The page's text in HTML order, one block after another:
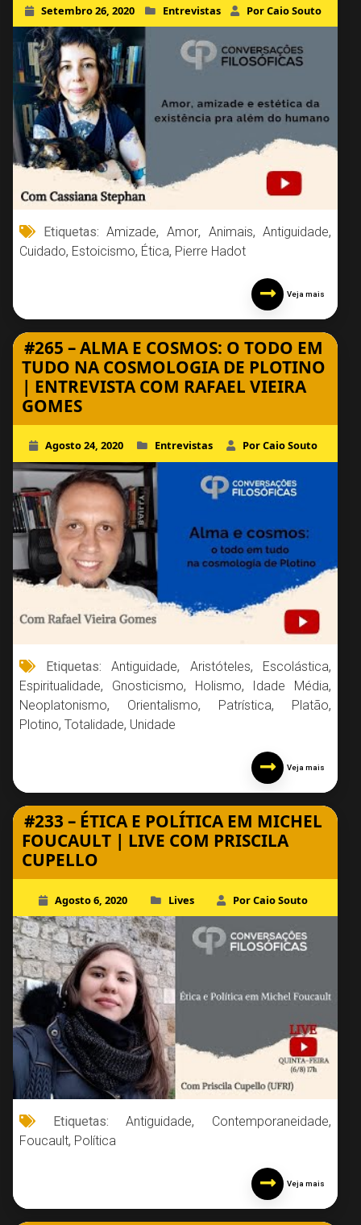
Setembro 26, 2020 Entrevistas Por Caio Souto
Etiquetas:Amizade, Amor, Animais,Antiguidade,
Cuidado, Estoicismo, Ética, Pierre Hadot
Veja mais
#265 – ALMA E COSMOS: O TODO EM
TUDO NA COSMOLOGIA DE PLOTINO
| ENTREVISTA COM RAFAEL VIEIRA
GOMES
Agosto 24, 2020 Entrevistas Por Caio Souto
Etiquetas:Antiguidade, Aristóteles, Escolástica,
Espiritualidade, Gnosticismo, Holismo, Idade Média,
Neoplatonismo, Orientalismo, Patrística, Platão,
Plotino, Totalidade, Unidade
Veja mais
#233 – ÉTICA E POLÍTICA EM MICHEL
FOUCAULT | LIVE COM PRISCILA
CUPELLO
Agosto 6, 2020 Lives Por Caio Souto
Etiquetas:Antiguidade, Contemporaneidade,
Foucault, Política
Veja mais